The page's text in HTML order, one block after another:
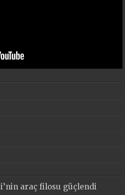
araç filosu güçlendi